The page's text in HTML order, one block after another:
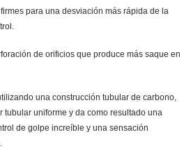
para una desviación más rápida de la
de orificios que produce más saque en
una construcción tubular de carbono,
tubular uniforme y da como resultado una
de golpe increíble y una sensación